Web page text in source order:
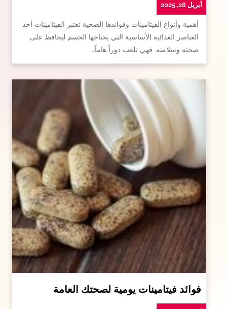
أبريل 28, 2025
أهمية وأنواع الفيتامينات وفوائدها الصحية تعتبر الفيتامينات أحد
العناصر الغذائية الأساسية التي يحتاجها الجسم ليحافظ على
صحته وسلامته. فهي تلعب دوراً هاماً…
فوائد فيتامينات يومية لصحتك العامة